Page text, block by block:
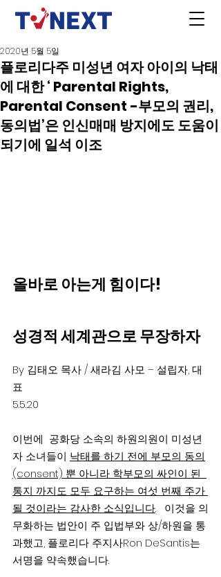
플로리다주 미성년 여자 아이의 낙태
에 대한 ‘ Parental Rights,
Parental Consent -부모의 권리,
동의법’은 인신매매 방지에도 도움이
되기에 일석 이조
2020년 5월 5일
올바로 아는게 힘이다!
성경적 세계관으로 무장하자
By 김태오 목사 / 새라김 사모 – 설립자, 대
표
5.5.20
이번에  공화당 소속의 하원의원이 미성년
자 소녀들이 낙태를 하기 전에 부모의 동의
(consent) 뿐 아니라 학부모의 싸인이 된
통지 까지도 모두 요구하는 여섯 번째 주가
될 것이라는 감사한 소식입니다.   이것을 의
무화하는 법안이 주 입법부와 상/하원을 통
과했고, 플로리다 주지사Ron DeSantis는
서명을 약속했습니다.